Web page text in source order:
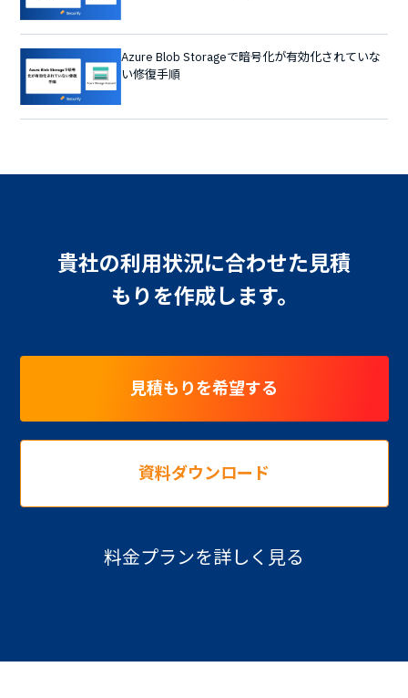
Azure Blob Storageで暗号化が有効化されていな
い修復手順
貴社の利用状況に合わせた見積
もりを作成します。
見積もりを希望する
資料ダウンロード
料金プランを詳しく見る